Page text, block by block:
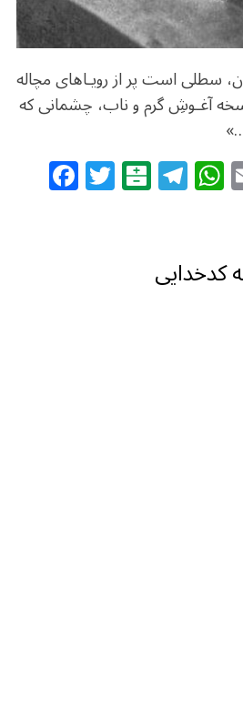
سطلی است پر از رویـاهای مچاله
آغـوشِ گرم و‌ ناب، چشمانی که
F
a T
w B
al
ar
in
T
el
g
ra
کدخدایی